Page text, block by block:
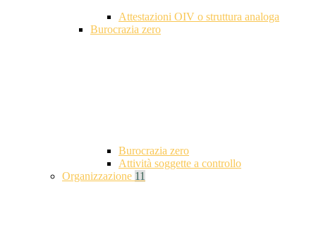
Attestazioni OIV o struttura analoga
Burocrazia zero
Burocrazia zero
Attività soggette a controllo
Organizzazione 11